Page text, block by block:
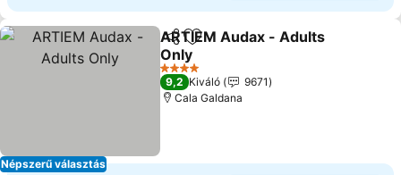
Népszerű választás
Megosztás
Hozzáadás a kedvencekhez
ARTIEM Audax - Adults
Only
4 Kategória
9,2 Kiváló
9671
Cala Galdana